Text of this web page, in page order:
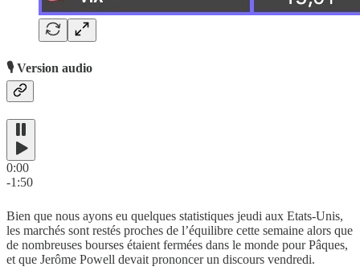
🎙️ Version audio
0:00
-1:50
Bien que nous ayons eu quelques statistiques jeudi aux Etats-Unis,
les marchés sont restés proches de l’équilibre cette semaine alors que
de nombreuses bourses étaient fermées dans le monde pour Pâques,
et que Jerôme Powell devait prononcer un discours vendredi.